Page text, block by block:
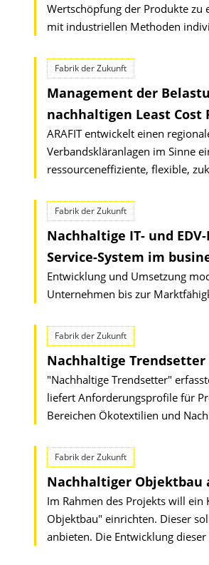
Wertschöpfung der Produkte zu
mit industriellen Methoden
Fabrik der Zukunft
Management der
nachhaltigen Least Cost
ARAFIT entwickelt einen
Verbandskläranlagen im Sinne
ressourceneffiziente, flexible,
Fabrik der Zukunft
Nachhaltige IT- und
Service-System im
Entwicklung und Umsetzung
Unternehmen bis zur
Fabrik der Zukunft
Nachhaltige Trendsetter
"Nachhaltige Trendsetter"
liefert Anforderungsprofile für
Bereichen Ökotextilien und
Fabrik der Zukunft
Nachhaltiger
Im Rahmen des Projekts will
Objektbau" einrichten. Dieser
anbieten. Die Entwicklung